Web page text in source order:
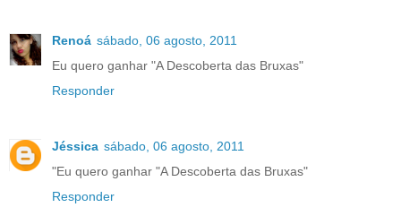
Renoá sábado, 06 agosto, 2011
Eu quero ganhar "A Descoberta das Bruxas"
Responder
Jéssica sábado, 06 agosto, 2011
"Eu quero ganhar "A Descoberta das Bruxas"
Responder